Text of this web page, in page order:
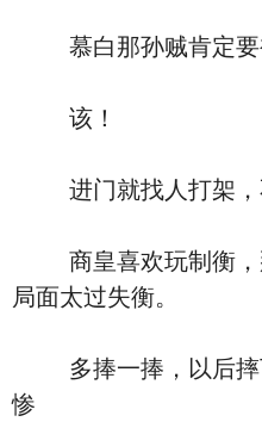
慕白那孙贼肯定要
该！
进门就找人打架，
商皇喜欢玩制衡，
局面太过失衡。
多捧一捧，以后摔
惨